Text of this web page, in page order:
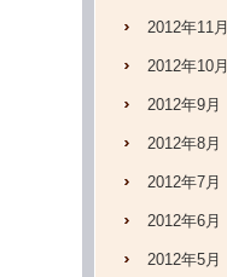
2012年11月
2012年10月
2012年9月
2012年8月
2012年7月
2012年6月
2012年5月